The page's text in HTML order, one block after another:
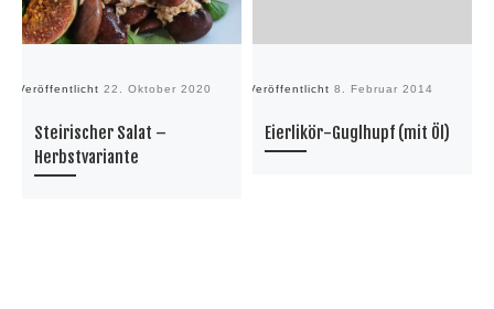
Veröffentlicht 22. Oktober 2020
Steirischer Salat –
Herbstvariante
Veröffentlicht 8. Februar 2014
Eierlikör-Guglhupf (mit Öl)